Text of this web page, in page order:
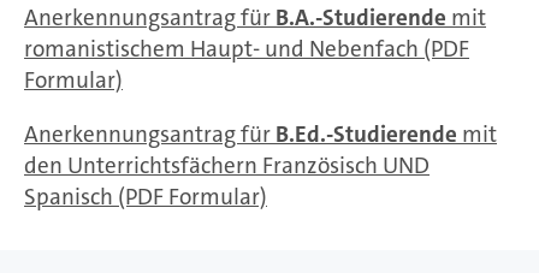
Anerkennungsantrag für B.A.-Studierende mit
romanistischem Haupt- und Nebenfach (PDF
Formular)
Anerkennungsantrag für B.Ed.-Studierende mit
den Unterrichtsfächern Französisch UND
Spanisch (PDF Formular)